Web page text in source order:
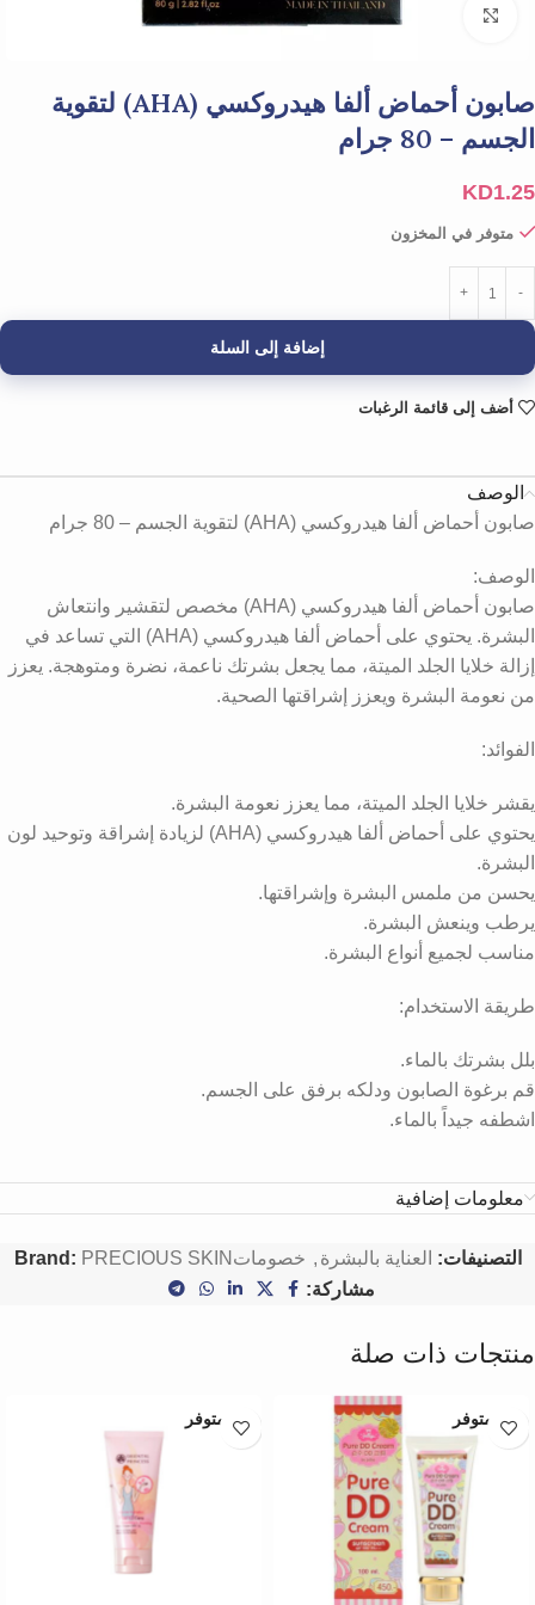
Click to enlarge
صابون أحماض ألفا هيدروكسي (AHA) لتقوية
الجسم – 80 جرام
KD1.25
متوفر في المخزون
إضافة إلى السلة
أضف إلى قائمة الرغبات
الوصف
صابون أحماض ألفا هيدروكسي (AHA) لتقوية الجسم – 80 جرام
الوصف:
صابون أحماض ألفا هيدروكسي (AHA) مخصص لتقشير وانتعاش
البشرة. يحتوي على أحماض ألفا هيدروكسي (AHA) التي تساعد في
إزالة خلايا الجلد الميتة، مما يجعل بشرتك ناعمة، نضرة ومتوهجة. يعزز
من نعومة البشرة ويعزز إشراقتها الصحية.
الفوائد:
يقشر خلايا الجلد الميتة، مما يعزز نعومة البشرة.
يحتوي على أحماض ألفا هيدروكسي (AHA) لزيادة إشراقة وتوحيد لون
البشرة.
يحسن من ملمس البشرة وإشراقتها.
يرطب وينعش البشرة.
مناسب لجميع أنواع البشرة.
طريقة الاستخدام:
بلل بشرتك بالماء.
قم برغوة الصابون ودلكه برفق على الجسم.
اشطفه جيداً بالماء.
معلومات إضافية
التصنيفات: العناية بالبشرة , خصومات Brand: PRECIOUS SKIN
مشاركة:
منتجات ذات صلة
غير متوفر غير متوفر